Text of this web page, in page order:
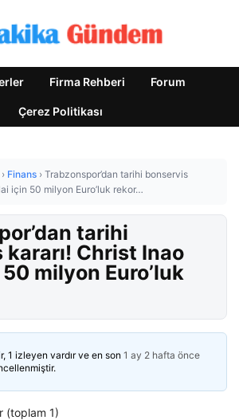
Firma Rehberi Forum
Çerez Politikası
› Finans › Trabzonspor’dan tarihi bonservis
için 50 milyon Euro’luk rekor…
tarihi
Christ Inao
milyon Euro’luk
1 izleyen vardır ve en son 1 ay 2 hafta önce
(toplam 1)